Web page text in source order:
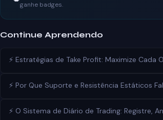
ganhe badges.
Continue Aprendendo
⚡ Estratégias de Take Profit: Maximize Cada
⚡ Por Que Suporte e Resistência Estáticos
⚡ O Sistema de Diário de Trading: Registre,